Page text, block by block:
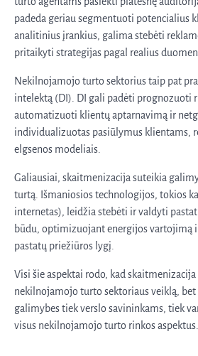
padeda geriau segmentuoti potencialius
analitinius įrankius, galima stebėti
pritaikyti strategijas pagal realius
Nekilnojamojo turto sektorius taip pat
intelektą (DI). DI gali padėti prognozuoti
automatizuoti klientų aptarnavimą ir
individualizuotas pasiūlymus klientams,
elgsenos modeliais.
Galiausiai, skaitmenizacija suteikia
turtą. Išmaniosios technologijos, tokios
internetas), leidžia stebėti ir valdyti
būdu, optimizuojant energijos vartojimą
pastatų priežiūros lygį.
Visi šie aspektai rodo, kad skaitmenizacija
nekilnojamojo turto sektoriaus veiklą, bet
galimybes tiek verslo savininkams, tiek
visus nekilnojamojo turto rinkos aspektus.